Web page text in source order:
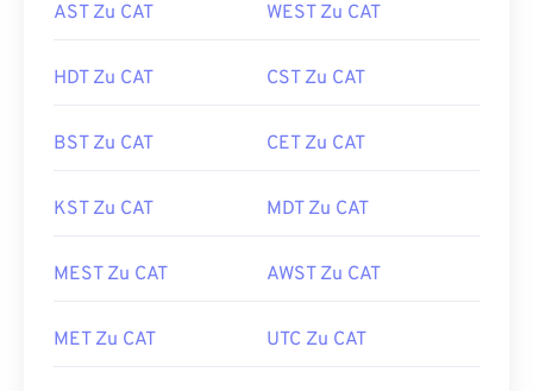
AST Zu CAT WEST Zu CAT
HDT Zu CAT CST Zu CAT
BST Zu CAT CET Zu CAT
KST Zu CAT MDT Zu CAT
MEST Zu CAT AWST Zu CAT
MET Zu CAT UTC Zu CAT